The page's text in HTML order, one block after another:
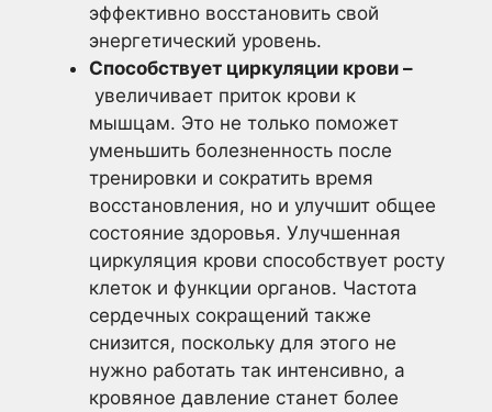
эффективно восстановить свой
энергетический уровень.
Способствует циркуляции крови –
увеличивает приток крови к
мышцам. Это не только поможет
уменьшить болезненность после
тренировки и сократить время
восстановления, но и улучшит общее
состояние здоровья. Улучшенная
циркуляция крови способствует росту
клеток и функции органов. Частота
сердечных сокращений также
снизится, поскольку для этого не
нужно работать так интенсивно, а
кровяное давление станет более